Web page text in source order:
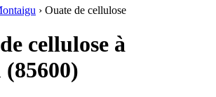
› Ouate de cellulose
cellulose à